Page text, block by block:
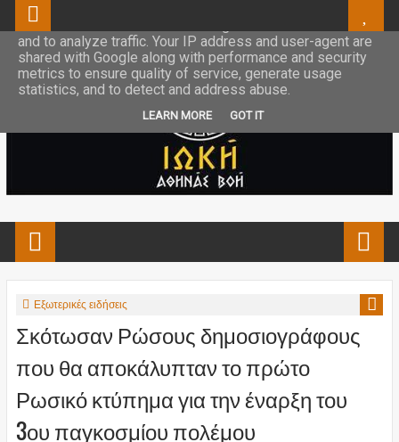
Εξωτερικές ειδήσεις
Σκότωσαν Ρώσους δημοσιογράφους
που θα αποκάλυπταν το πρώτο
Ρωσικό κτύπημα για την έναρξη του
3ου παγκοσμίου πολέμου
This site uses cookies from Google to deliver its services
and to analyze traffic. Your IP address and user-agent are
shared with Google along with performance and security
metrics to ensure quality of service, generate usage
statistics, and to detect and address abuse.
LEARN MORE GOT IT